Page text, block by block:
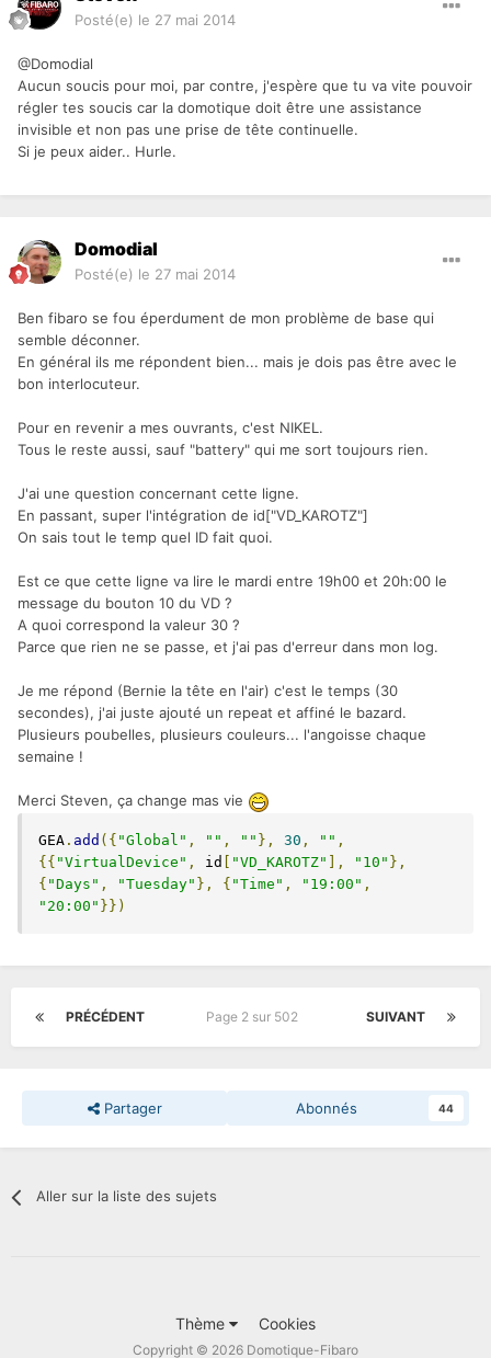
Posté(e) le 27 mai 2014
@Domodial
Aucun soucis pour moi, par contre, j'espère que tu va vite pouvoir
régler tes soucis car la domotique doit être une assistance
invisible et non pas une prise de tête continuelle.
Si je peux aider.. Hurle.
Domodial
Posté(e) le 27 mai 2014
Ben fibaro se fou éperdument de mon problème de base qui
semble déconner.
En général ils me répondent bien... mais je dois pas être avec le
bon interlocuteur.
Pour en revenir a mes ouvrants, c'est NIKEL.
Tous le reste aussi, sauf "battery" qui me sort toujours rien.
J'ai une question concernant cette ligne.
En passant, super l'intégration de id["VD_KAROTZ"]
On sais tout le temp quel ID fait quoi.
Est ce que cette ligne va lire le mardi entre 19h00 et 20h:00 le
message du bouton 10 du VD ?
A quoi correspond la valeur 30 ?
Parce que rien ne se passe, et j'ai pas d'erreur dans mon log.
Je me répond (Bernie la tête en l'air) c'est le temps (30
secondes), j'ai juste ajouté un repeat et affiné le bazard.
Plusieurs poubelles, plusieurs couleurs... l'angoisse chaque
semaine !
Merci Steven, ça change mas vie
GEA . add ({ "Global" , "" , "" }, 30 , "" ,
{{ "VirtualDevice" , id "VD_KAROTZ" ], "10" },
{ "Days" , "Tuesday" }, { "Time" , "19:00" ,
"20:00" }})
PRÉCÉDENT SUIVANT
Page 2 sur 502
Partager Abonnés 44
Aller sur la liste des sujets
Thème Cookies
Copyright © 2026 Domotique-Fibaro